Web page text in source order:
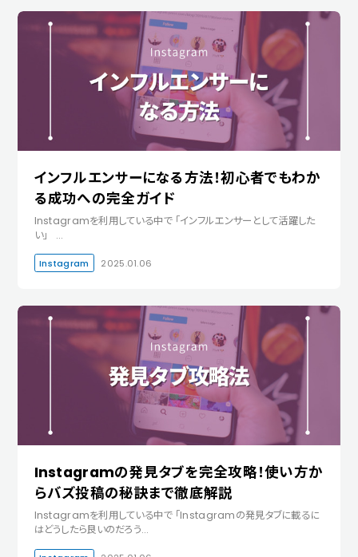
インフルエンサーになる方法！初心者でもわか
る成功への完全ガイド
Instagramを利用している中で 「インフルエンサーとして活躍した
い」 …
Instagram 2025.01.06
Instagramの発見タブを完全攻略！使い方か
らバズ投稿の秘訣まで徹底解説
Instagramを利用している中で 「Instagramの発見タブに載るに
はどうしたら良いのだろう…